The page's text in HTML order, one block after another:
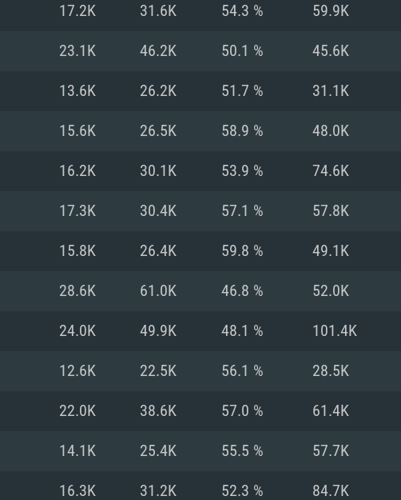
DE
Resolução
Recomendado
superior
Memória: 16 GB ou
Placa Gráfica: Placa
Nvidia GeForce 1060
(Intel Xeon
Recomendado
mais recente
Processador: Core i7
Memória: 8 GB
Placa Gráfica:
suporte Metal.
drivers mais
equivalentes
Recomendado
recentes (não mais
AMD (Radeon RX
17.2K 31.6K 54.3 % 59.9K
23.1K 46.2K 50.1 % 45.6K
13.6K 26.2K 51.7 % 31.1K
15.6K 26.5K 58.9 % 48.0K
16.2K 30.1K 53.9 % 74.6K
17.3K 30.4K 57.1 % 57.8K
15.8K 26.4K 59.8 % 49.1K
28.6K 61.0K 46.8 % 52.0K
24.0K 49.9K 48.1 % 101.4K
12.6K 22.5K 56.1 % 28.5K
22.0K 38.6K 57.0 % 61.4K
14.1K 25.4K 55.5 % 57.7K
16.3K 31.2K 52.3 % 84.7K